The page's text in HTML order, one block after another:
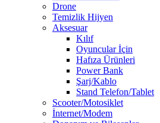
Drone
Temizlik Hijyen
Aksesuar
Kılıf
Oyuncular İçin
Hafıza Ürünleri
Power Bank
Şarj/Kablo
Stand Telefon/Tablet
Scooter/Motosiklet
İnternet/Modem